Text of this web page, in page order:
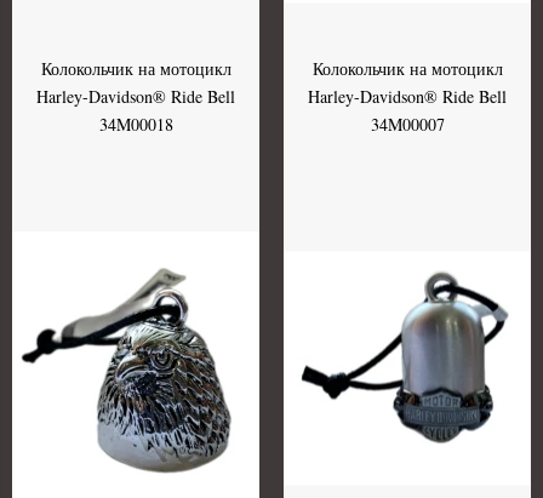
Колокольчик на мотоцикл
Harley-Davidson® Ride Bell
34M00018
Колокольчик на мотоцикл
Harley-Davidson® Ride Bell
34M00007